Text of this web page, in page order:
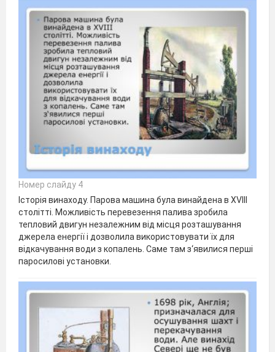
Номер слайду 4
Історія винаходу. Парова машина була винайдена в XVIII
столітті. Можливість перевезення палива зробила
тепловий двигун незалежним від місця розташування
джерела енергії і дозволила використовувати їх для
відкачування води з копалень. Саме там з‘явилися перші
паросилові установки.